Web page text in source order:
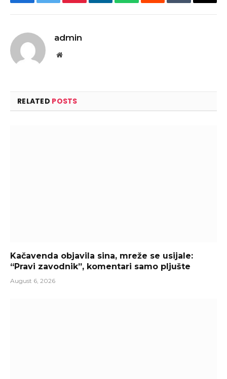
FacebookTwitterPinterestLinkedInWhatsAppRedditTumblrEmail
admin
Website
RELATED POSTS
Kačavenda objavila sina, mreže se usijale:
“Pravi zavodnik”, komentari samo pljušte
August 6, 2026